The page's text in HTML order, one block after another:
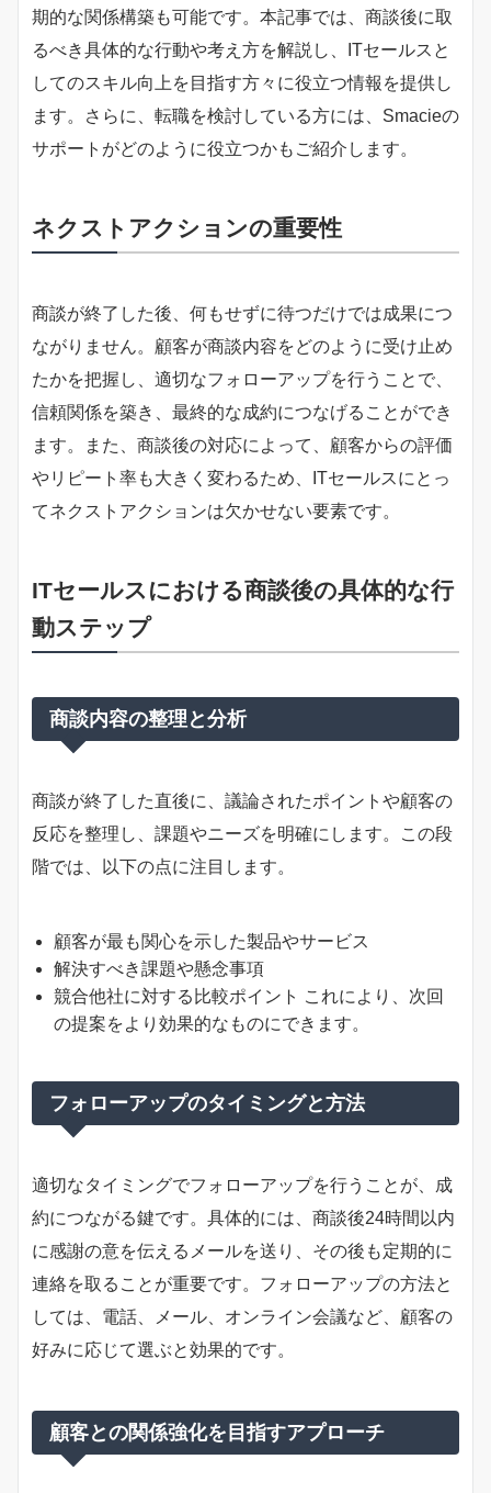
期的な関係構築も可能です。本記事では、商談後に取
るべき具体的な行動や考え方を解説し、ITセールスと
してのスキル向上を目指す方々に役立つ情報を提供し
ます。さらに、転職を検討している方には、Smacieの
サポートがどのように役立つかもご紹介します。
ネクストアクションの重要性
商談が終了した後、何もせずに待つだけでは成果につ
ながりません。顧客が商談内容をどのように受け止め
たかを把握し、適切なフォローアップを行うことで、
信頼関係を築き、最終的な成約につなげることができ
ます。また、商談後の対応によって、顧客からの評価
やリピート率も大きく変わるため、ITセールスにとっ
てネクストアクションは欠かせない要素です。
ITセールスにおける商談後の具体的な行
動ステップ
商談内容の整理と分析
商談が終了した直後に、議論されたポイントや顧客の
反応を整理し、課題やニーズを明確にします。この段
階では、以下の点に注目します。
顧客が最も関心を示した製品やサービス
解決すべき課題や懸念事項
競合他社に対する比較ポイント これにより、次回
の提案をより効果的なものにできます。
フォローアップのタイミングと方法
適切なタイミングでフォローアップを行うことが、成
約につながる鍵です。具体的には、商談後24時間以内
に感謝の意を伝えるメールを送り、その後も定期的に
連絡を取ることが重要です。フォローアップの方法と
しては、電話、メール、オンライン会議など、顧客の
好みに応じて選ぶと効果的です。
顧客との関係強化を目指すアプローチ